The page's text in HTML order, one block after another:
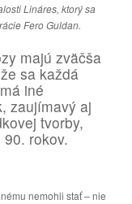
Lináres, ktorý sa
Fero Guldan.
majú zväčša
sa každá
iné
zaujímavý aj
tvorby,
rokov.
nemohli stať – nie